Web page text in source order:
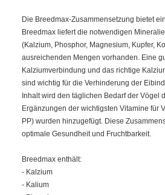
Die Breedmax-Zusammensetzung bietet
Breedmax liefert die notwendigen
(Kalzium, Phosphor, Magnesium, Kupfer,
ausreichenden Mengen vorhanden. Eine
Kalziumverbindung und das richtige
sind wichtig für die Verhinderung der
Inhalt wird den täglichen Bedarf der Vögel
Ergänzungen der wichtigsten Vitamine für
PP) wurden hinzugefügt. Diese
optimale Gesundheit und Fruchtbarkeit.
Breedmax enthält:
- Kalzium
- Kalium